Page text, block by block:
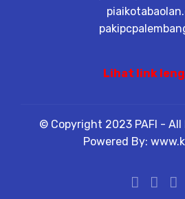
Lihat link
© Copyright 2023 PAFI - All
Powered By: